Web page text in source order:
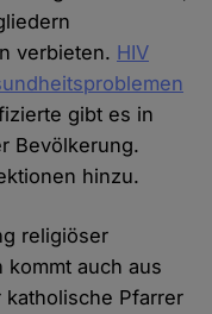
verbieten. HIV
gibt es in
Bevölkerung.
hinzu.
religiöser
auch aus
Pfarrer